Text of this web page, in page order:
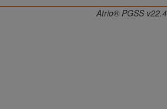
Atrio® PGSS v22.4